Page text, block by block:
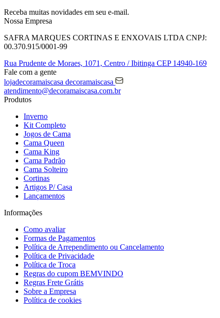
Receba muitas novidades em seu e-mail.
Nossa Empresa
SAFRA MARQUES CORTINAS E ENXOVAIS LTDA CNPJ:
00.370.915/0001-99
Rua Prudente de Moraes, 1071, Centro / Ibitinga CEP 14940-169
Fale com a gente
lojadecoramaiscasa decoramaiscasa
atendimento@decoramaiscasa.com.br
Produtos
Inverno
Kit Completo
Jogos de Cama
Cama Queen
Cama King
Cama Padrão
Cama Solteiro
Cortinas
Artigos P/ Casa
Lançamentos
Informações
Como avaliar
Formas de Pagamentos
Política de Arrependimento ou Cancelamento
Política de Privacidade
Política de Troca
Regras do cupom BEMVINDO
Regras Frete Grátis
Sobre a Empresa
Política de cookies